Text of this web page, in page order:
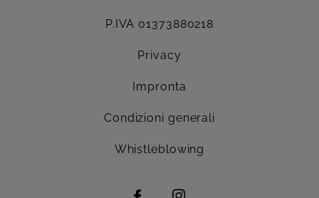
P.IVA 01373880218
Privacy
Impronta
Condizioni generali
Whistleblowing